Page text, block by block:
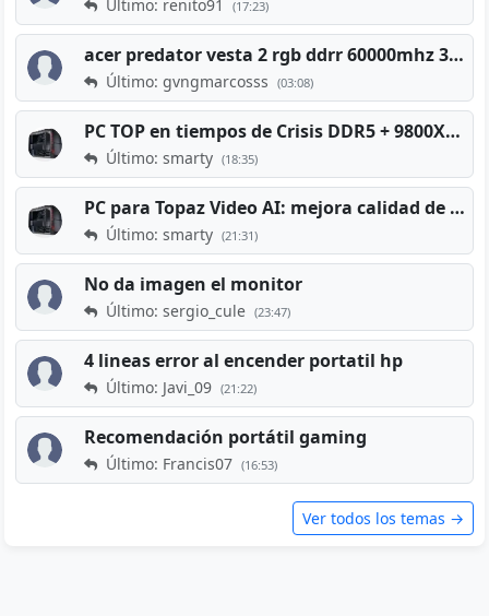
Último: renito91 (17:23)
acer predator vesta 2 rgb ddrr 60000mhz 32gb x2 16gb
Último: gvngmarcosss (03:08)
PC TOP en tiempos de Crisis DDR5 + 9800X3D + RTX 5080 [2026][2400€]
Último: smarty (18:35)
PC para Topaz Video AI: mejora calidad de vídeos viejos
Último: smarty (21:31)
No da imagen el monitor
Último: sergio_cule (23:47)
4 lineas error al encender portatil hp
Último: Javi_09 (21:22)
Recomendación portátil gaming
Último: Francis07 (16:53)
Ver todos los temas →